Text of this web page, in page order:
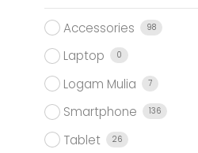
Accessories 98
Laptop 0
Logam Mulia 7
Smartphone 136
Tablet 26